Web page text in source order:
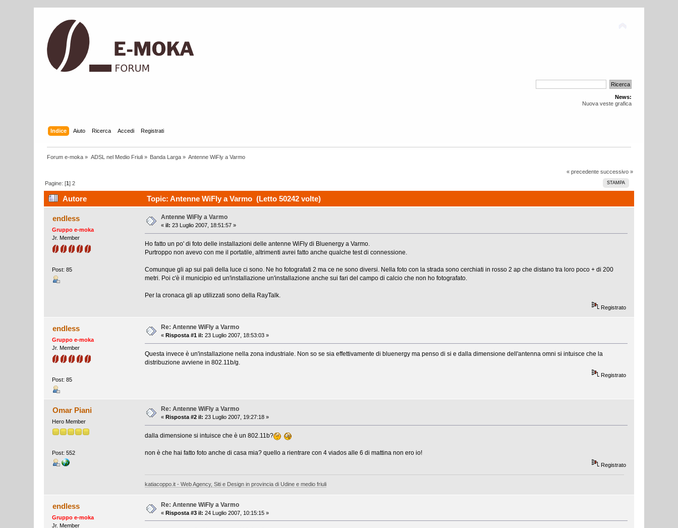
News:
Nuova veste grafica
Indice Aiuto Ricerca Accedi Registrati
Forum e-moka » ADSL nel Medio Friuli» Banda Larga » Antenne WiFly a Varmo
« precedente successivo »
STAMPA
Pagine: [1]2
Autore Topic: Antenne WiFly a Varmo (Letto 50242 volte)
endless
Gruppo e-moka
Jr. Member
Post: 85
Antenne WiFly a Varmo
«il: 23 Luglio 2007, 18:51:57 »
Ho fatto un po' di foto delle installazioni delle antenne WiFly di Bluenergy a Varmo.
Purtroppo non avevo con me il portatile, altrimenti avrei fatto anche qualche test di connessione.
Comunque gli ap sui pali della luce ci sono. Ne ho fotografati 2 ma ce ne sono diversi. Nella foto con la strada sono cerchiati in rosso 2 ap che distano tra loro poco + di 200
metri. Poi c'è il municipio ed un'installazione un'installazione anche sui fari del campo di calcio che non ho fotografato.
Per la cronaca gli ap utilizzati sono della RayTalk.
Registrato
endless
Gruppo e-moka
Jr. Member
Post: 85
Re: Antenne WiFly a Varmo
« Risposta #1 il: 23 Luglio 2007, 18:53:03 »
Questa invece è un'installazione nella zona industriale. Non so se sia effettivamente di bluenergy ma penso di si e dalla dimensione dell'antenna omni si intuisce che la
distribuzione avviene in 802.11b/g.
Registrato
Omar Piani
Hero Member
Post: 552
Re: Antenne WiFly a Varmo
« Risposta #2 il: 23 Luglio 2007, 19:27:18 »
dalla dimensione si intuisce che è un 802.11b?
non è che hai fatto foto anche di casa mia? quello a rientrare con 4 viados alle 6 di mattina non ero io!
Registrato
katiacoppo.it - Web Agency, Siti e Design in provincia di Udine e medio friuli
endless
Gruppo e-moka
Jr. Member
Re: Antenne WiFly a Varmo
«Risposta #3 il: 24 Luglio 2007, 10:15:15 »